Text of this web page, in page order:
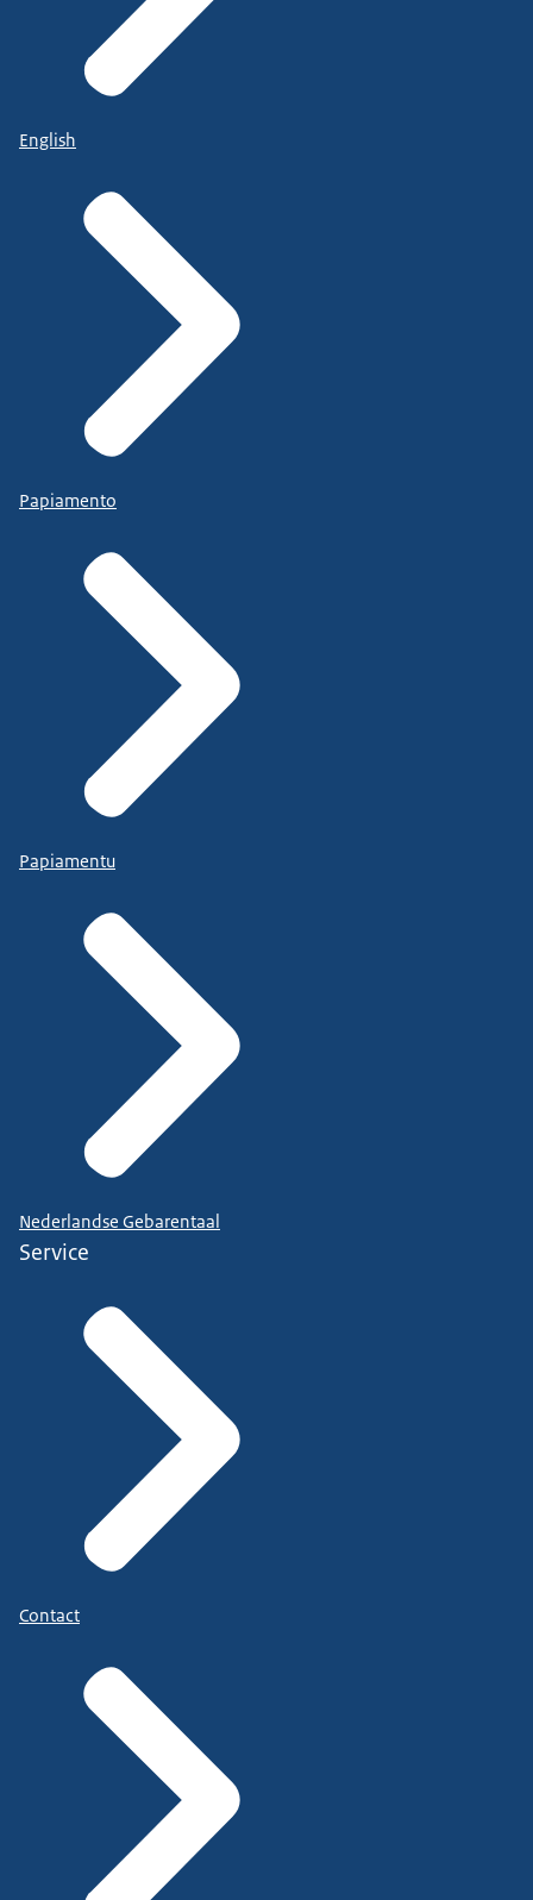
English
Papiamento
Papiamentu
Nederlandse Gebarentaal
Service
Contact